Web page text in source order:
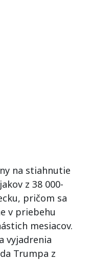
na stiahnutie
z 38 000-
pričom sa
v priebehu
mesiacov.
vyjadrenia
Trumpa z